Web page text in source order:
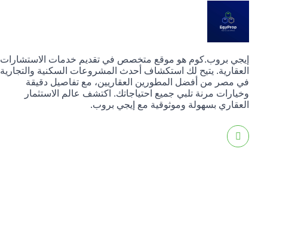
إيجي بروب.كوم هو موقع متخصص في تقديم خدمات الاستشارات
العقارية. يتيح لك استكشاف أحدث المشروعات السكنية والتجارية
في مصر من أفضل المطورين العقاريين، مع تفاصيل دقيقة
وخيارات مرنة تلبي جميع احتياجاتك. اكتشف عالم الاستثمار
العقاري بسهولة وموثوقية مع إيجي بروب.